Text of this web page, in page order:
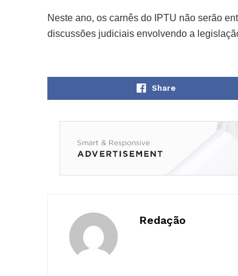
Neste ano, os carnês do IPTU não serão
discussões judiciais envolvendo a
Share
Redação